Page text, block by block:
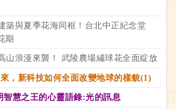
築與夏季花海同框！台北中正紀念堂
期
山浪漫來襲！ 武陵農場繡球花全面綻放
，新科技如何全面改變地球的樣貌(1)
智慧之王的心靈語錄:光的訊息